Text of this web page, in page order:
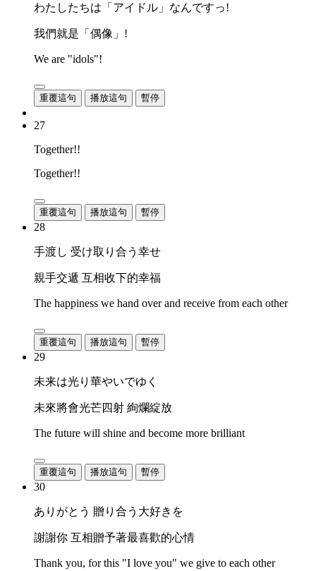
わたしたちは「アイドル」なんですっ!
我們就是「偶像」!
We are "idols"!
重覆這句 播放這句 暫停
27
Together!!
Together!!
重覆這句 播放這句 暫停
28
手渡し 受け取り合う幸せ
親手交遞 互相收下的幸福
The happiness we hand over and receive from each other
重覆這句 播放這句 暫停
29
未来は光り華やいでゆく
未來將會光芒四射 絢爛綻放
The future will shine and become more brilliant
重覆這句 播放這句 暫停
30
ありがとう 贈り合う大好きを
謝謝你 互相贈予著最喜歡的心情
Thank you, for this "I love you" we give to each other